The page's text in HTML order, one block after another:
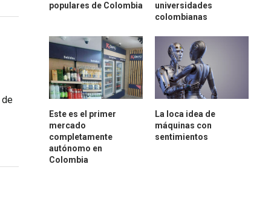
de
populares de Colombia
universidades
colombianas
Este es el primer
mercado
completamente
autónomo en
Colombia
La loca idea de
máquinas con
sentimientos